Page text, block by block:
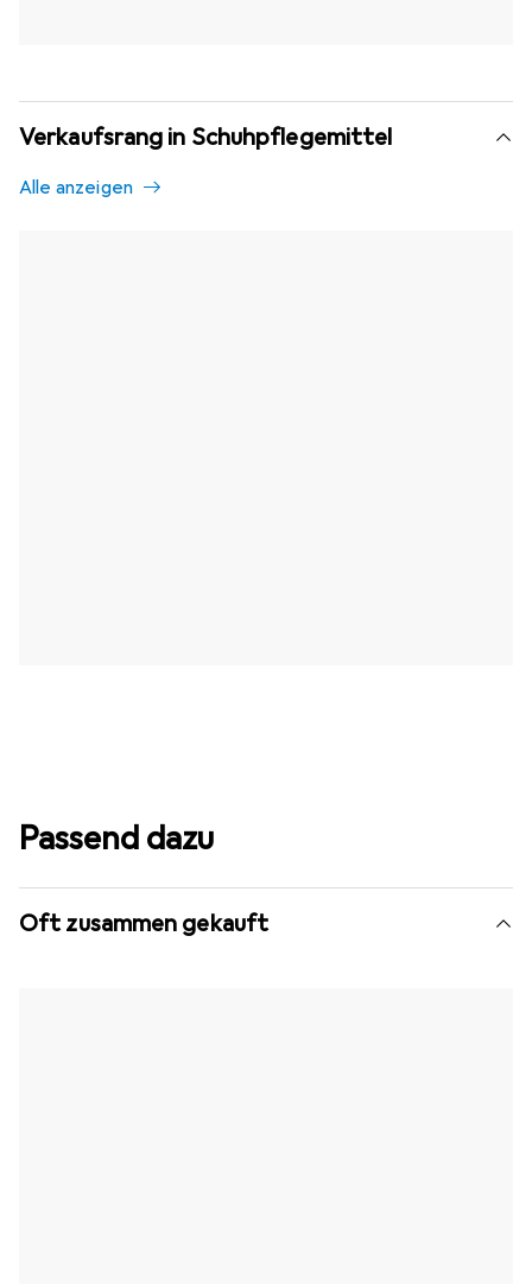
Verkaufsrang in Schuhpflegemittel
Alle anzeigen
Passend dazu
Oft zusammen gekauft